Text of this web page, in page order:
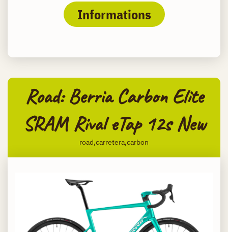
Informations
Road: Berria Carbon Elite
SRAM Rival eTap 12s New
road,carretera,carbon